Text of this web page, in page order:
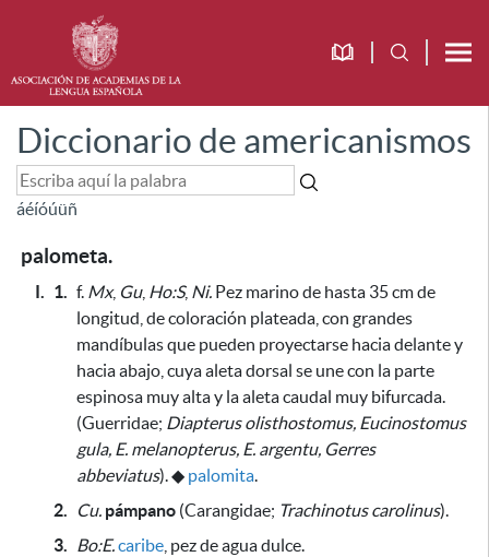
Diccionario de americanismos
áéíóúüñ
palometa.
I. 1. f. Mx, Gu, Ho:S, Ni. Pez marino de hasta 35 cm de
longitud, de coloración plateada, con grandes
mandíbulas que pueden proyectarse hacia delante y
hacia abajo, cuya aleta dorsal se une con la parte
espinosa muy alta y la aleta caudal muy bifurcada.
(Guerridae; Diapterus olisthostomus, Eucinostomus
gula, E. melanopterus, E. argentu, Gerres
abbeviatus).◆ palomita.
2.
Cu. pámpano (Carangidae; Trachinotus carolinus).
3. Bo:E.caribe , pez de agua dulce.